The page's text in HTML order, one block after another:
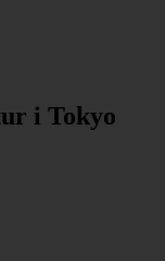
i Tokyo